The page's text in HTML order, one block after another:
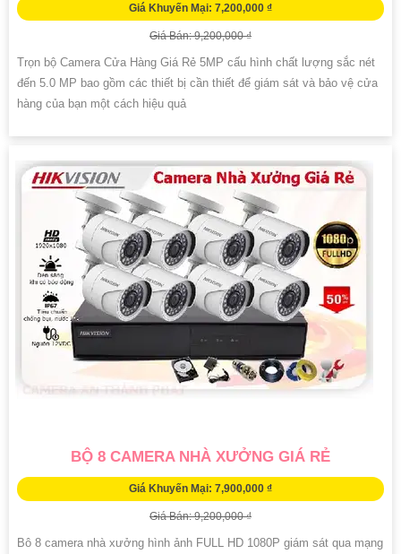
Giá Khuyến Mại: 7,200,000 ₫
Giá Bán: 9,200,000 ₫
Trọn bộ Camera Cửa Hàng Giá Rẻ 5MP cấu hình chất lượng sắc nét
đến 5.0 MP bao gồm các thiết bị cần thiết để giám sát và bảo vệ cửa
hàng của bạn một cách hiệu quả
BỘ 8 CAMERA NHÀ XƯỞNG GIÁ RẺ
Giá Khuyến Mại: 7,900,000 ₫
Giá Bán: 9,200,000 ₫
Bô 8 camera nhà xưởng hình ảnh FULL HD 1080P giám sát qua mạng